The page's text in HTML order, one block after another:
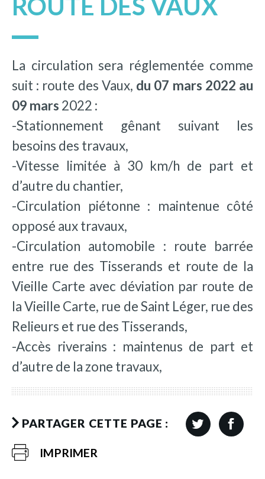
ROUTE DES VAUX
La circulation sera réglementée comme
suit : route des Vaux, du 07 mars 2022 au
09 mars 2022 :
-Stationnement gênant suivant les
besoins des travaux,
-Vitesse limitée à 30 km/h de part et
d’autre du chantier,
-Circulation piétonne : maintenue côté
opposé aux travaux,
-Circulation automobile : route barrée
entre rue des Tisserands et route de la
Vieille Carte avec déviation par route de
la Vieille Carte, rue de Saint Léger, rue des
Relieurs et rue des Tisserands,
-Accès riverains : maintenus de part et
d’autre de la zone travaux,
PARTAGER CETTE PAGE :
IMPRIMER